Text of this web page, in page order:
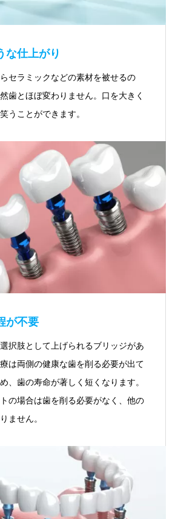
な仕上がり
セラミックなどの素材を被せるの
歯とほぼ変わりません。口を大きく
うことができます。
が不要
択肢として上げられるブリッジがあ
は両側の健康な歯を削る必要が出て
、歯の寿命が著しく短くなります。
の場合は歯を削る必要がなく、他の
ません。